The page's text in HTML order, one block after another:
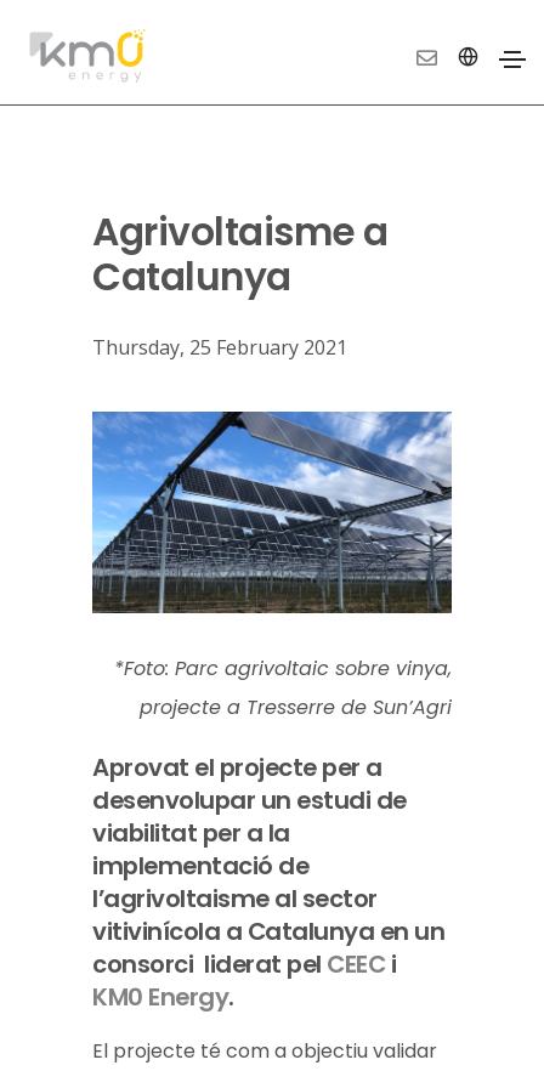
Agrivoltaisme a
Catalunya
Thursday, 25 February 2021
*Foto: Parc agrivoltaic sobre vinya,
projecte a Tresserre de Sun’Agri
Aprovat el projecte per a
desenvolupar un estudi de
viabilitat per a la
implementació de
l’agrivoltaisme al sector
vitivinícola a Catalunya en un
consorci liderat pel CEEC i
KM0 Energy.
El projecte té com a objectiu validar